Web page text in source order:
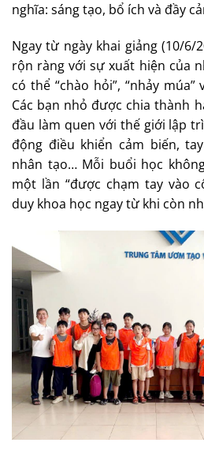
nghĩa: sáng tạo, bổ ích và đầy
Ngay từ ngày khai giảng (10/6/
rộn ràng với sự xuất hiện của
có thể “chào hỏi”, “nhảy
Các bạn nhỏ được chia thành
đầu làm quen với thế giới lập
động điều khiển cảm biến,
nhân tạo… Mỗi buổi học
một lần “được chạm tay vào
duy khoa học ngay từ khi còn